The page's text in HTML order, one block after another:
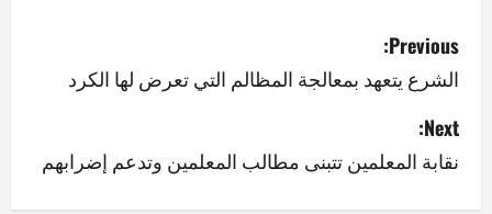
P
o
s
t
Previous:
الشرع يتعهد بمعالجة المظالم التي تعرض لها الكرد
Next:
نقابة المعلمين تتبنى مطالب المعلمين وتدعم إضرابهم